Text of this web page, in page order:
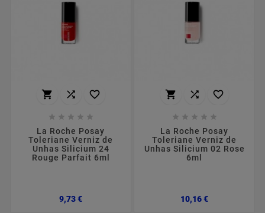
  
    
La Roche Posay
Toleriane Verniz de
Unhas Silicium 24
Rouge Parfait 6ml
9,73 €Preço
  
    
La Roche Posay
Toleriane Verniz de
Unhas Silicium 02 Rose
6ml
10,16 €Preço